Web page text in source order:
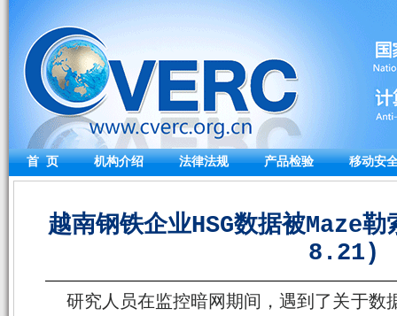
首 页 机构介绍 法律法规 产品检验 移动安
越南钢铁企业HSG数据被Maze
8.21)
研究人员在监控暗网期间，遇到了关于数